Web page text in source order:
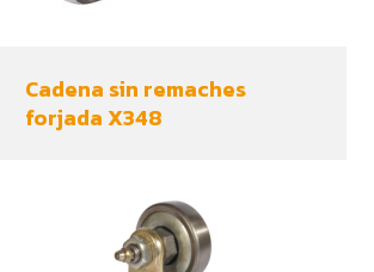
Cadena sin remaches
forjada X348